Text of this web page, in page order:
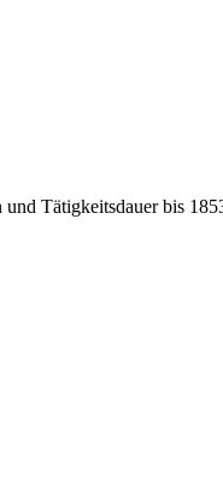
Tätigkeitsdauer bis